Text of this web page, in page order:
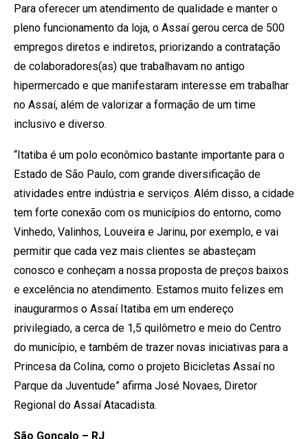
Para oferecer um atendimento de qualidade e manter o
pleno funcionamento da loja, o Assaí gerou cerca de 500
empregos diretos e indiretos, priorizando a contratação
de colaboradores(as) que trabalhavam no antigo
hipermercado e que manifestaram interesse em trabalhar
no Assaí, além de valorizar a formação de um time
inclusivo e diverso.
“Itatiba é um polo econômico bastante importante para o
Estado de São Paulo, com grande diversificação de
atividades entre indústria e serviços. Além disso, a cidade
tem forte conexão com os municípios do entorno, como
Vinhedo, Valinhos, Louveira e Jarinu, por exemplo, e vai
permitir que cada vez mais clientes se abasteçam
conosco e conheçam a nossa proposta de preços baixos
e excelência no atendimento. Estamos muito felizes em
inaugurarmos o Assaí Itatiba em um endereço
privilegiado, a cerca de 1,5 quilômetro e meio do Centro
do município, e também de trazer novas iniciativas para a
Princesa da Colina, como o projeto Bicicletas Assaí no
Parque da Juventude” afirma José Novaes, Diretor
Regional do Assaí Atacadista.
São Gonçalo – RJ